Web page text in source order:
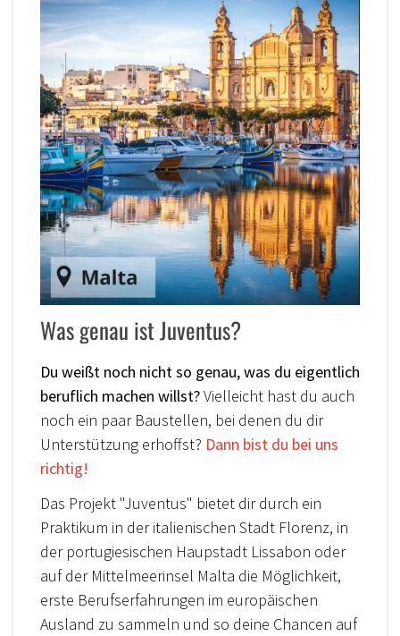
Was genau ist Juventus?
Du weißt noch nicht so genau, was du eigentlich
beruflich machen willst?Vielleicht hast du auch
noch ein paar Baustellen, bei denen du dir
Unterstützung erhoffst? Dann bist du bei uns
richtig!
Das Projekt "Juventus" bietet dir durch ein
Praktikum in der italienischen Stadt Florenz, in
der portugiesischen Haupstadt Lissabon oder
auf der Mittelmeerinsel Malta die Möglichkeit,
erste Berufserfahrungen im europäischen
Ausland zu sammeln und so deine Chancen auf